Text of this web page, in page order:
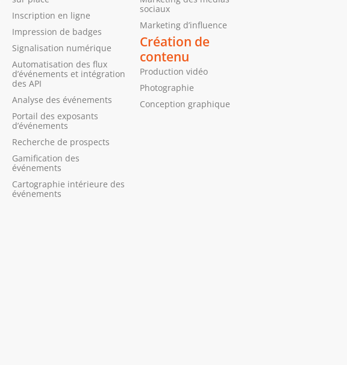
Inscription en ligne
Impression de badges
Signalisation numérique
Automatisation des flux
d’événements et intégration
des API
Analyse des événements
Portail des exposants
d’événements
Recherche de prospects
Gamification des
événements
Cartographie intérieure des
événements
sociaux
Marketing d’influence
Création de
contenu
Production vidéo
Photographie
Conception graphique